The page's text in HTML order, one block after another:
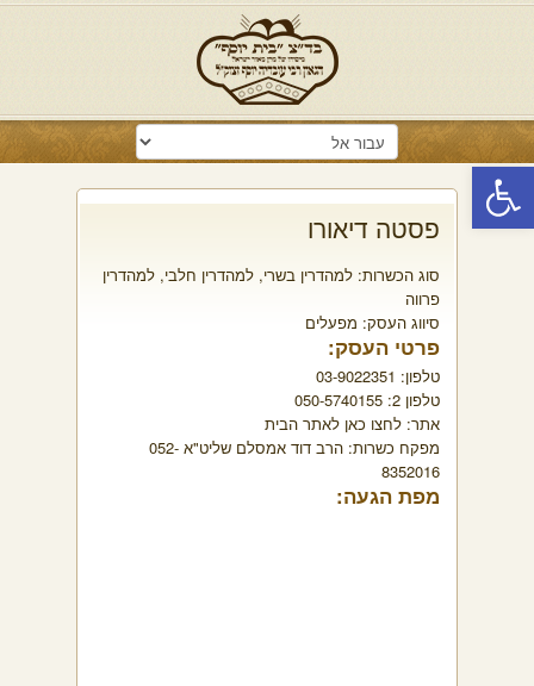
פתח סרגל נגישות
פסטה דיאורו
סוג הכשרות: למהדרין בשרי, למהדרין חלבי, למהדרין
פרווה
סיווג העסק: מפעלים
פרטי העסק:
טלפון: 03-9022351
טלפון 2:
050-5740155
אתר: לחצו כאן לאתר הבית
מפקח כשרות:
הרב דוד אמסלם שליט"א 052-
8352016
מפת הגעה: